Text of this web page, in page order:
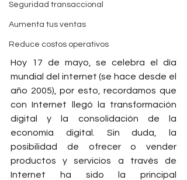
Seguridad transaccional
Aumenta tus ventas
Reduce costos operativos
Hoy 17 de mayo, se celebra el día
mundial del internet (se hace desde el
año 2005), por esto, recordamos que
con Internet llegó la transformación
digital y la consolidación de la
economía digital. Sin duda, la
posibilidad de ofrecer o vender
productos y servicios a través de
Internet ha sido la principal